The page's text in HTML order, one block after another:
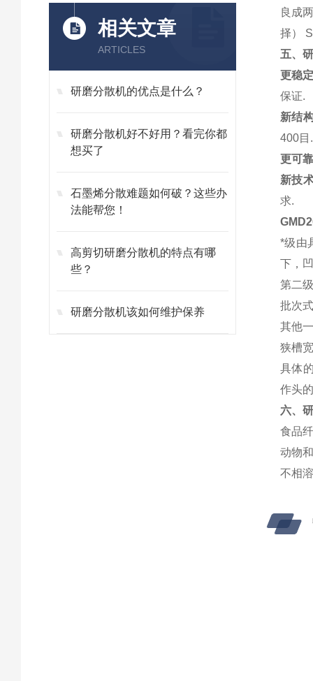
相关文章
ARTICLES
研磨分散机的优点是什么？
研磨分散机好不好用？看完你都
想买了
石墨烯分散难题如何破？这些办
法能帮您！
高剪切研磨分散机的特点有哪
些？
研磨分散机该如何维护保养
良成
择）
五、
更稳
保证.
新结
400目.
更可
新技
求.
*级由
下，
第二
批次
其他
狭槽
具体
作头
六、
食品
动物
不相